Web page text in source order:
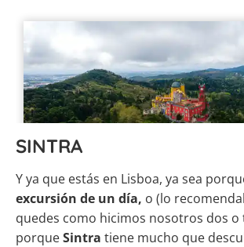
SINTRA
Y ya que estás en Lisboa, ya sea
excursión de un día, o (lo
quedes como hicimos nosotros dos o
porqueSintra tiene mucho que